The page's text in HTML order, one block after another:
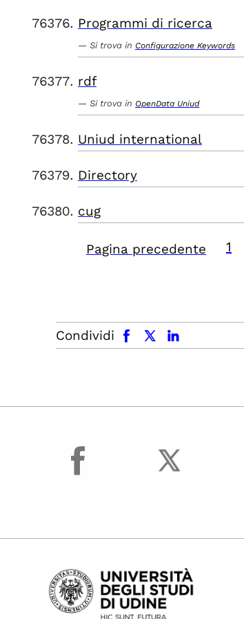
Programmi di ricerca
Si trova in Configurazione Keywords
rdf
Si trova in OpenData Uniud
Uniud international
Directory
cug
Pagina precedente 1
Condividi
facebook x.com linkedin
facebook